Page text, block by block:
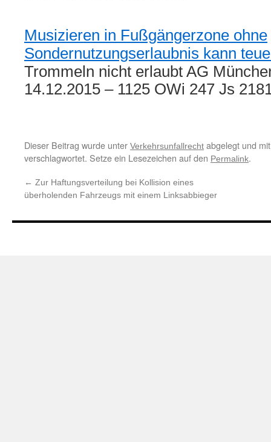
Musizieren in Fußgängerzone ohne
Sondernutzungserlaubnis kann
Trommeln nicht erlaubt AG
14.12.2015 – 1125 OWi 247 Js
Dieser Beitrag wurde unter Verkehrsunfallrecht abgelegt und
verschlagwortet. Setze ein Lesezeichen auf den Permalink.
← Zur Haftungsverteilung bei Kollision eines
überholenden Fahrzeugs mit einem Linksabbieger